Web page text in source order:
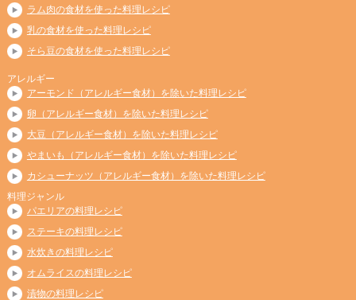
ラム肉の食材を使った料理レシピ
乳の食材を使った料理レシピ
そら豆の食材を使った料理レシピ
アレルギー
アーモンド（アレルギー食材）を除いた料理レシピ
卵（アレルギー食材）を除いた料理レシピ
大豆（アレルギー食材）を除いた料理レシピ
やまいも（アレルギー食材）を除いた料理レシピ
カシューナッツ（アレルギー食材）を除いた料理レシピ
料理ジャンル
パエリアの料理レシピ
ステーキの料理レシピ
水炊きの料理レシピ
オムライスの料理レシピ
漬物の料理レシピ